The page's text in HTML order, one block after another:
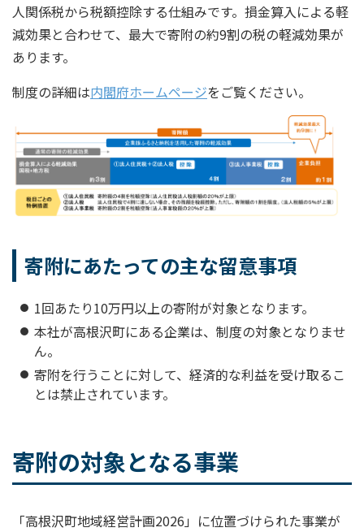
人関係税から税額控除する仕組みです。損金算入による軽
減効果と合わせて、最大で寄附の約9割の税の軽減効果が
あります。
制度の詳細は内閣府ホームページをご覧ください。
寄附にあたっての主な留意事項
1回あたり10万円以上の寄附が対象となります。
本社が高根沢町にある企業は、制度の対象となりませ
ん。
寄附を行うことに対して、経済的な利益を受け取るこ
とは禁止されています。
寄附の対象となる事業
「高根沢町地域経営計画2026」に位置づけられた事業が